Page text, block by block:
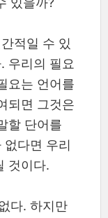
적일 수 있
우리의 필요
요는 언어를
되면 그것은
할 단어를
다면 우리
것이다.
다. 하지만